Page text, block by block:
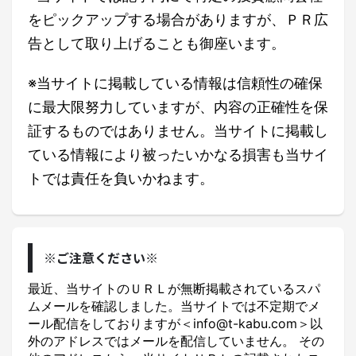
をピックアップする場合がありますが、ＰＲ広
告として取り上げることも御座います。
※当サイトに掲載している情報は信頼性の確保
に最大限努力していますが、内容の正確性を保
証するものではありません。当サイトに掲載し
ている情報により被ったいかなる損害も当サイ
トでは責任を負いかねます。
※ご注意ください※
最近、当サイトのＵＲＬが無断掲載されているスパ
ムメールを確認しました。当サイトでは不定期でメ
ール配信をしておりますが＜info@t-kabu.com＞以
外のアドレスではメールを配信していません。 その